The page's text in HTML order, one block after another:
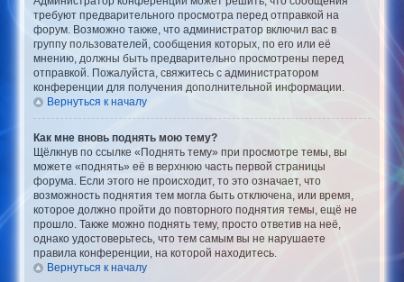
требуют предварительного просмотра перед отправкой на
форум. Возможно также, что администратор включил вас в
группу пользователей, сообщения которых, по его или её
мнению, должны быть предварительно просмотрены перед
отправкой. Пожалуйста, свяжитесь с администратором
конференции для получения дополнительной информации.
Вернуться к началу
Как мне вновь поднять мою тему?
Щёлкнув по ссылке «Поднять тему» при просмотре темы, вы
можете «поднять» её в верхнюю часть первой страницы
форума. Если этого не происходит, то это означает, что
возможность поднятия тем могла быть отключена, или время,
которое должно пройти до повторного поднятия темы, ещё не
прошло. Также можно поднять тему, просто ответив на неё,
однако удостоверьтесь, что тем самым вы не нарушаете
правила конференции, на которой находитесь.
Вернуться к началу